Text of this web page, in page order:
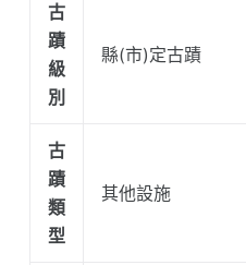
古
蹟
級
別
縣(市)定古蹟
古
蹟
類
型
其他設施